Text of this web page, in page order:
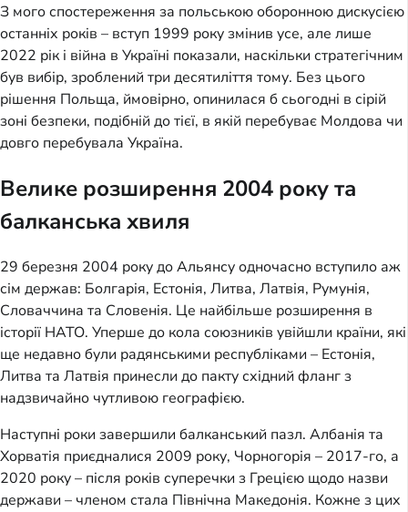
З мого спостереження за польською оборонною дискусією
останніх років – вступ 1999 року змінив усе, але лише
2022 рік і війна в Україні показали, наскільки стратегічним
був вибір, зроблений три десятиліття тому. Без цього
рішення Польща, ймовірно, опинилася б сьогодні в сірій
зоні безпеки, подібній до тієї, в якій перебуває Молдова чи
довго перебувала Україна.
Велике розширення 2004 року та
балканська хвиля
29 березня 2004 року до Альянсу одночасно вступило аж
сім держав: Болгарія, Естонія, Литва, Латвія, Румунія,
Словаччина та Словенія. Це найбільше розширення в
історії НАТО. Уперше до кола союзників увійшли країни, які
ще недавно були радянськими республіками – Естонія,
Литва та Латвія принесли до пакту східний фланг з
надзвичайно чутливою географією.
Наступні роки завершили балканський пазл. Албанія та
Хорватія приєдналися 2009 року, Чорногорія – 2017-го, а
2020 року – після років суперечки з Грецією щодо назви
держави – членом стала Північна Македонія. Кожне з цих